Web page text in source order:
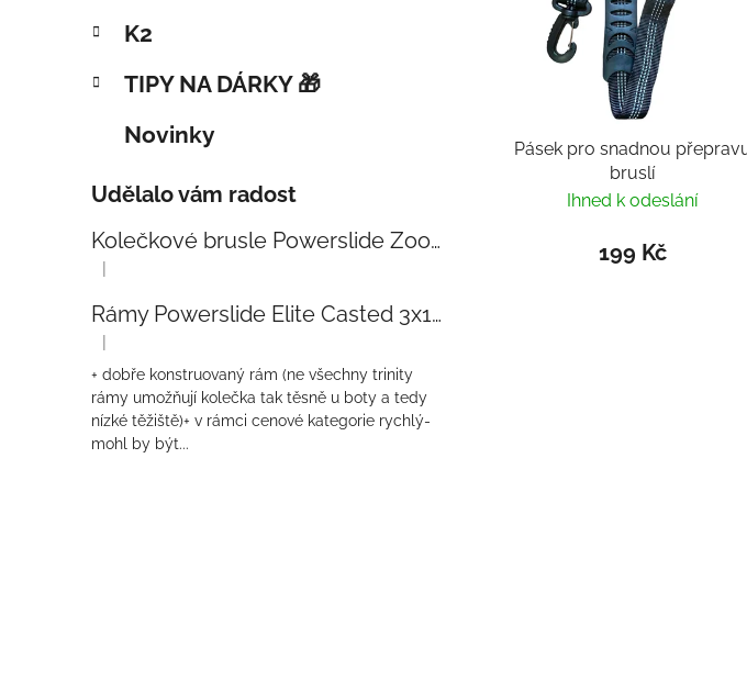
K2
TIPY NA DÁRKY 🎁
Novinky
Udělalo vám radost
Kolečkové brusle Powerslide Zoom Baby Blue 80
Hodnocení produktu je 5 z 5 hvězdiček.
|
Rámy Powerslide Elite Casted 3x110 Trinity 270mm
Hodnocení produktu je 4 z 5 hvězdiček.
|
+ dobře konstruovaný rám (ne všechny trinity
rámy umožňují kolečka tak těsně u boty a tedy
nízké těžiště)+ v rámci cenové kategorie rychlý-
mohl by být...
Pásek pro snadnou
bruslí
Ihned k odeslání
199 Kč